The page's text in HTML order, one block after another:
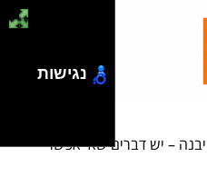
יבנה – יש דברים שאי אפשר
נגישות